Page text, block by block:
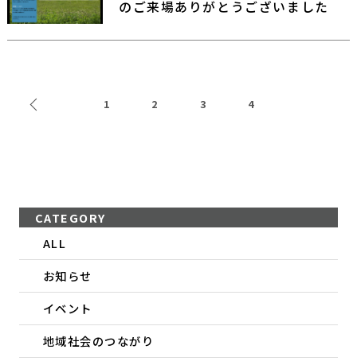
のご来場ありがとうございました
1
2 3 4
CATEGORY
ALL
お知らせ
イベント
地域社会のつながり